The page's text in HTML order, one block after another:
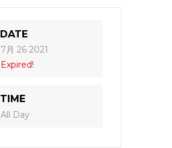
DATE
7月 26 2021
Expired!
TIME
All Day